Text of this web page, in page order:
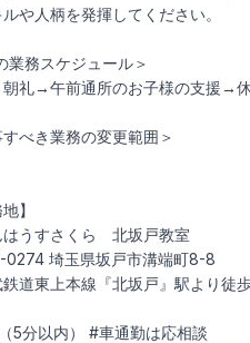
や人柄を発揮してください。
業務スケジュール＞
礼→午前通所のお子様の支援→
すべき業務の変更範囲＞
】
はうすさくら 北坂戸教室
0274 埼玉県坂戸市溝端町8-8
道東上本線『北坂戸』駅より徒
5分以内） #車通勤は応相談